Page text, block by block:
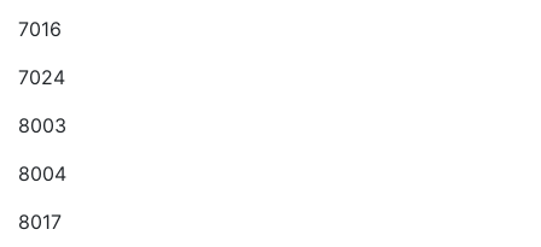
7016
7024
8003
8004
8017